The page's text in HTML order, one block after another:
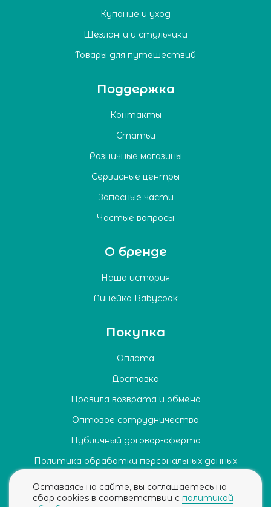
Купание и уход
Шезлонги и стульчики
Товары для путешествий
Поддержка
Контакты
Статьи
Розничные магазины
Сервисные центры
Запасные части
Частые вопросы
О бренде
Наша история
Линейка Babycook
Покупка
Оплата
Доставка
Правила возврата и обмена
Оптовое сотрудничество
Публичный договор-оферта
Политика обработки персональных данных
Согласие на обработку персональных данных
Оставаясь на сайте, вы соглашаетесь на
сбор cookies в соответствии с политикой